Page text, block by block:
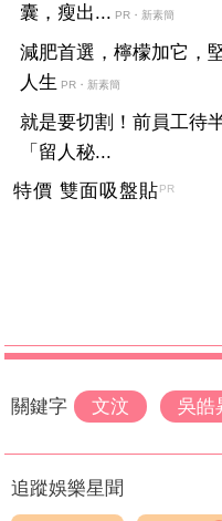
囊，瘦出... PR・新素簡
減肥首選，檸檬加它，
人生 PR・新素簡
就是要切割！前員工待
「留人秘...
特價 雙面吸盤貼PR
關鍵字 文汶 吳皓
追蹤娛樂星聞